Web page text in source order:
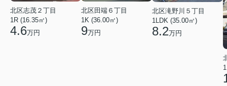
北区志茂２丁目
1R (16.35㎡)
4.6万円
北区田端６丁目
1K (36.00㎡)
9万円
北区滝野川５丁目
1LDK (35.00㎡)
8.2万円